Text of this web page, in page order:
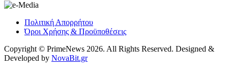
Πολιτική Απορρήτου
Όροι Χρήσης & Προϋποθέσεις
Copyright © PrimeNews 2026. All Rights Reserved. Designed &
Developed by NovaBit.gr